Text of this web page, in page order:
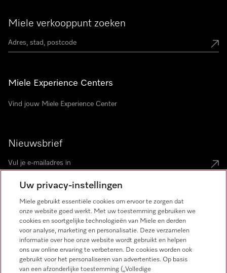
Miele verkooppunt zoeken
Miele Experience Centers
Vind jouw Miele Experience Center
Nieuwsbrief
Miele op Instagram
Miele op Facebook
Miele op Youtube
Uw privacy-instellingen
Miele gebruikt essentiële cookies om ervoor te zorgen dat
onze website goed werkt. Met uw toestemming gebruiken we
cookies en soortgelijke technologieën van Miele en derden
voor analyse, marketing en personalisatie. Deze verzamelen
informatie over hoe onze website wordt gebruikt en helpen
ons uw online ervaring te verbeteren. De cookies worden ook
gebruikt voor het personaliseren van advertenties. Op basis
van een afzonderlijke toestemming („Volledige